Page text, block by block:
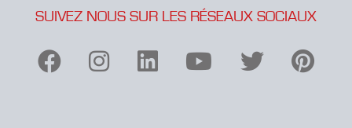
SUIVEZ NOUS SUR LES RÉSEAUX SOCIAUX